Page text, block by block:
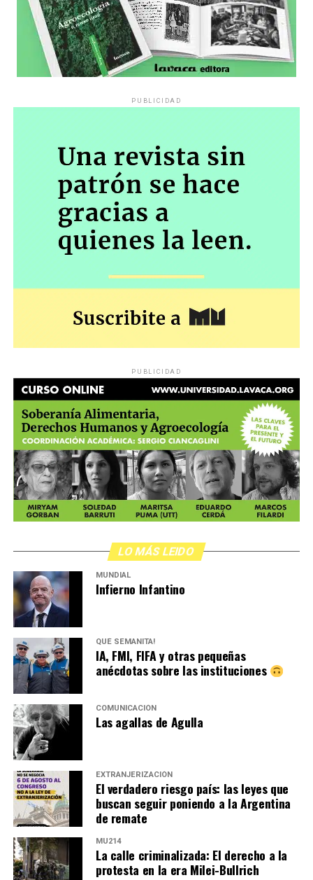
PUBLICIDAD
PUBLICIDAD
LO MÁS LEIDO
MUNDIAL
Infierno Infantino
QUÉ SEMANITA!
IA, FMI, FIFA y otras pequeñas
anécdotas sobre las instituciones
COMUNICACIÓN
Las agallas de Agulla
EXTRANJERIZACIÓN
El verdadero riesgo país: las leyes que
buscan seguir poniendo a la Argentina
de remate
MU214
La calle criminalizada: El derecho a la
protesta en la era Milei-Bullrich